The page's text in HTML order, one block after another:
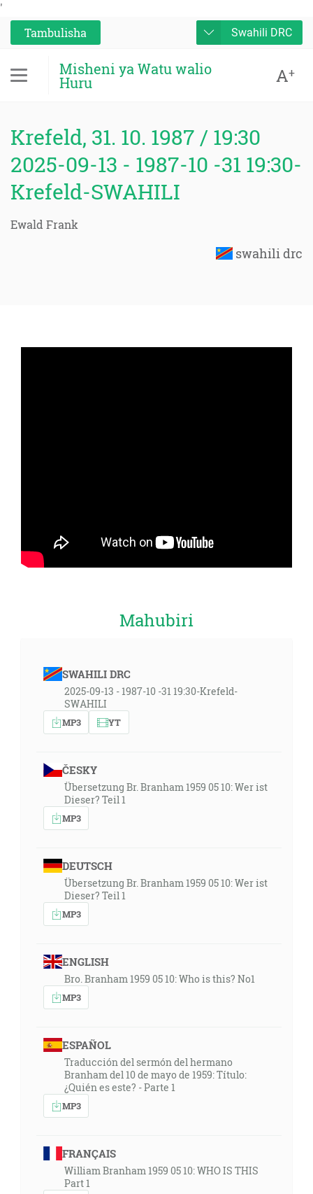
'
Tambulisha
Swahili DRC
Misheni ya Watu walio
Huru A+
Krefeld, 31. 10. 1987 / 19:30
2025-09-13 - 1987-10 -31 19:30-
Krefeld-SWAHILI
Ewald Frank
swahili drc
Mahubiri
SWAHILI DRC
2025-09-13 - 1987-10 -31 19:30-Krefeld-
SWAHILI
MP3 YT
ČESKY
Übersetzung Br. Branham 1959 05 10: Wer ist
Dieser? Teil 1
MP3
DEUTSCH
Übersetzung Br. Branham 1959 05 10: Wer ist
Dieser? Teil 1
MP3
ENGLISH
Bro. Branham 1959 05 10: Who is this? No1
MP3
ESPAÑOL
Traducción del sermón del hermano
Branham del 10 de mayo de 1959: Título:
¿Quién es este? - Parte 1
MP3
FRANÇAIS
William Branham 1959 05 10: WHO IS THIS
Part 1